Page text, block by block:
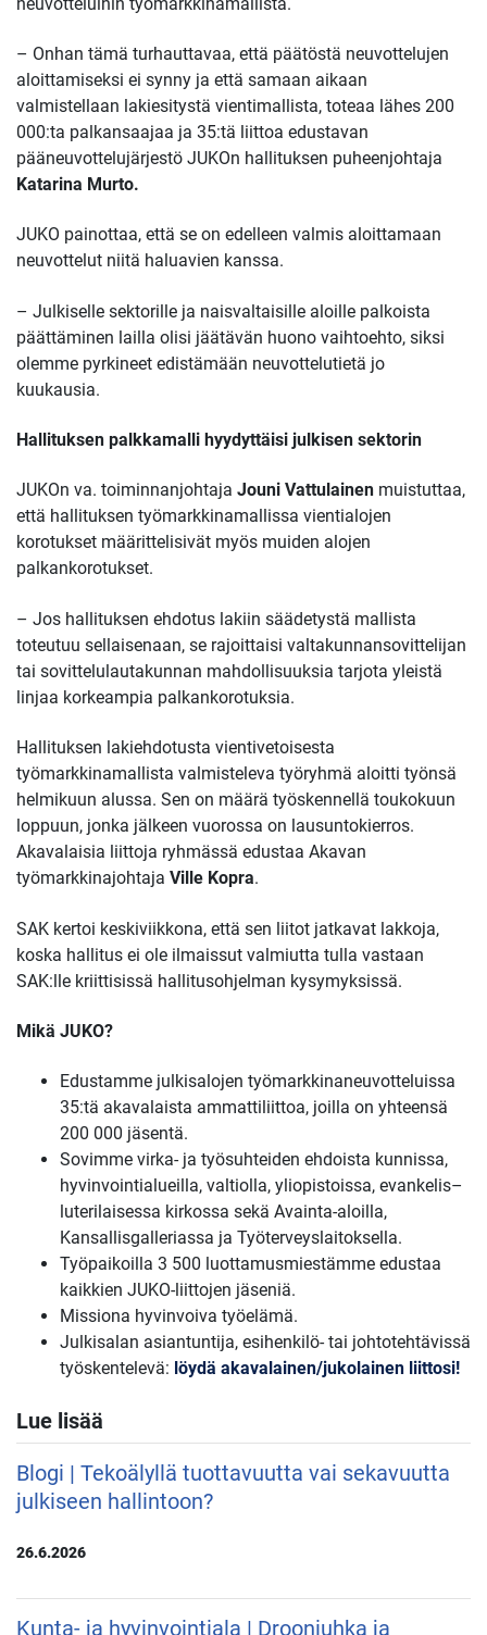
– Onhan tämä turhauttavaa, että päätöstä neuvottelujen
aloittamiseksi ei synny ja että samaan aikaan
valmistellaan lakiesitystä vientimallista, toteaa lähes 200
000:ta palkansaajaa ja 35:tä liittoa edustavan
pääneuvottelujärjestö JUKOn hallituksen puheenjohtaja
Katarina Murto.
JUKO painottaa, että se on edelleen valmis aloittamaan
neuvottelut niitä haluavien kanssa.
– Julkiselle sektorille ja naisvaltaisille aloille palkoista
päättäminen lailla olisi jäätävän huono vaihtoehto, siksi
olemme pyrkineet edistämään neuvottelutietä jo
kuukausia.
Hallituksen palkkamalli hyydyttäisi julkisen sektorin
JUKOn va. toiminnanjohtaja Jouni Vattulainen muistuttaa,
että hallituksen työmarkkinamallissa vientialojen
korotukset määrittelisivät myös muiden alojen
palkankorotukset.
– Jos hallituksen ehdotus lakiin säädetystä mallista
toteutuu sellaisenaan, se rajoittaisi valtakunnansovittelijan
tai sovittelulautakunnan mahdollisuuksia tarjota yleistä
linjaa korkeampia palkankorotuksia.
Hallituksen lakiehdotusta vientivetoisesta
työmarkkinamallista valmisteleva työryhmä aloitti työnsä
helmikuun alussa. Sen on määrä työskennellä toukokuun
loppuun, jonka jälkeen vuorossa on lausuntokierros.
Akavalaisia liittoja ryhmässä edustaa Akavan
työmarkkinajohtaja Ville Kopra.
SAK kertoi keskiviikkona, että sen liitot jatkavat lakkoja,
koska hallitus ei ole ilmaissut valmiutta tulla vastaan
SAK:lle kriittisissä hallitusohjelman kysymyksissä.
Mikä JUKO?
Edustamme julkisalojen työmarkkinaneuvotteluissa
35:tä akavalaista ammattiliittoa, joilla on yhteensä
200 000 jäsentä.
Sovimme virka- ja työsuhteiden ehdoista kunnissa,
hyvinvointialueilla, valtiolla, yliopistoissa, evankelis–
luterilaisessa kirkossa sekä Avainta-aloilla,
Kansallisgalleriassa ja Työterveyslaitoksella.
Työpaikoilla 3 500 luottamusmiestämme edustaa
kaikkien JUKO-liittojen jäseniä.
Missiona hyvinvoiva työelämä.
Julkisalan asiantuntija, esihenkilö- tai johtotehtävissä
työskentelevä: löydä akavalainen/jukolainen liittosi!
Lue lisää
Blogi | Tekoälyllä tuottavuutta vai sekavuutta
julkiseen hallintoon?
26.6.2026
Kunta- ja hyvinvointiala | Drooniuhka ja